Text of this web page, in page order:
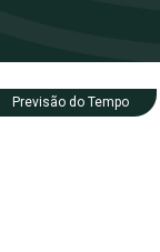
Previsão do Tempo